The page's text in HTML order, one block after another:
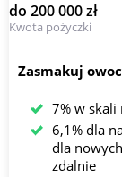
do 200 000 zł
Kwota pożyczki
Zasmakuj
7% w skali
6,1% dla
dla
zdalnie